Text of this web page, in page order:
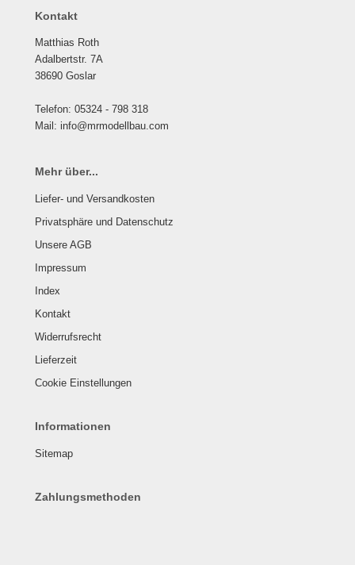
Kontakt
Matthias Roth
Adalbertstr. 7A
38690 Goslar
Telefon: 05324 - 798 318
Mail: info@mrmodellbau.com
Mehr über...
Liefer- und Versandkosten
Privatsphäre und Datenschutz
Unsere AGB
Impressum
Index
Kontakt
Widerrufsrecht
Lieferzeit
Cookie Einstellungen
Informationen
Sitemap
Zahlungsmethoden